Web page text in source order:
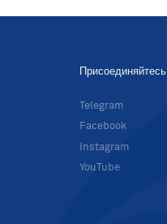
Присоединяйтесь
Telegram
Facebook
Instagram
YouTube